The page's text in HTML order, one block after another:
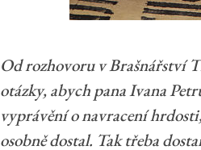
Od rozhovoru v Brašnářství
otázky, abych pana Ivana
vyprávění o navracení
osobně dostal. Tak třeba